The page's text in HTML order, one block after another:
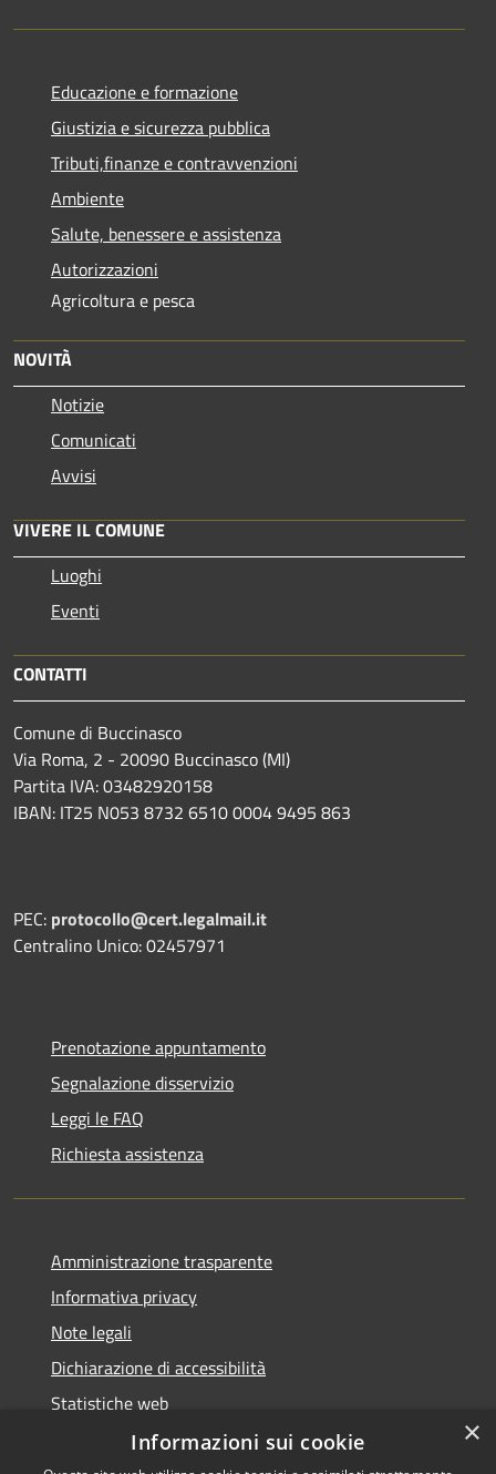
Educazione e formazione
Giustizia e sicurezza pubblica
Tributi,finanze e contravvenzioni
Ambiente
Salute, benessere e assistenza
Autorizzazioni
Agricoltura e pesca
NOVITÀ
Notizie
Comunicati
Avvisi
VIVERE IL COMUNE
Luoghi
Eventi
CONTATTI
Comune di Buccinasco
Via Roma, 2 - 20090 Buccinasco (MI)
Partita IVA: 03482920158
IBAN: IT25 N053 8732 6510 0004 9495 863
PEC: protocollo@cert.legalmail.it
Centralino Unico: 02457971
Prenotazione appuntamento
Segnalazione disservizio
Leggi le FAQ
Richiesta assistenza
Amministrazione trasparente
Informativa privacy
Note legali
Dichiarazione di accessibilità
Statistiche web
×
Informazioni sui cookie